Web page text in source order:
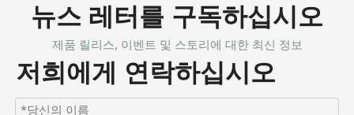
뉴스 레터를 구독하십시오
제품 릴리스, 이벤트 및 스토리에 대한 최신 정보
저희에게 연락하십시오